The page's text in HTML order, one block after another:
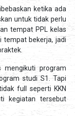
ketika ada
untuk tidak perlu
tempat PPL kelas
tempat bekerja, jadi
mengikuti program
studi S1. Tapi
full seperti KKN
kegiatan tersebut